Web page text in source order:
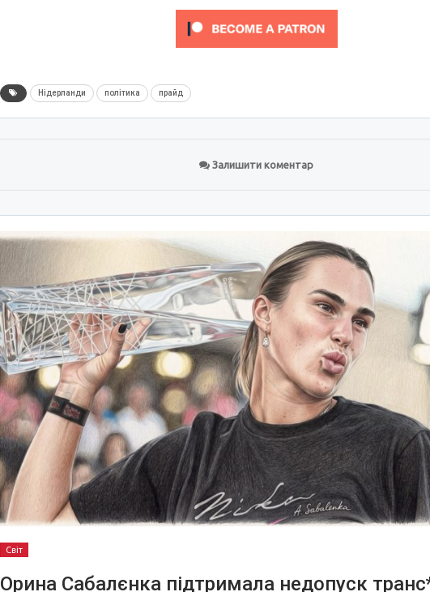
Нідерланди політика прайд
Залишити коментар
Світ
Орина Сабалєнка підтримала недопуск